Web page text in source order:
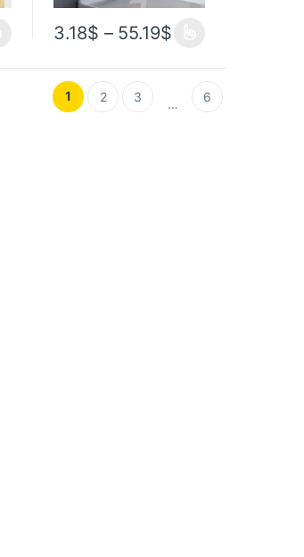
3.18$ – 55.19$
1 2 3 … 6